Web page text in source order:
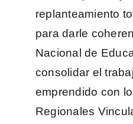
replanteamiento
para darle
Nacional de
consolidar el
emprendido con
Regionales